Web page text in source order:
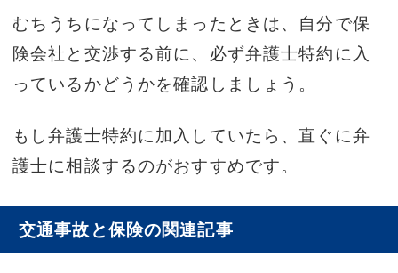
むちうちになってしまったときは、自分で保
険会社と交渉する前に、必ず弁護士特約に入
っているかどうかを確認しましょう。
もし弁護士特約に加入していたら、直ぐに弁
護士に相談するのがおすすめです。
交通事故と保険の関連記事